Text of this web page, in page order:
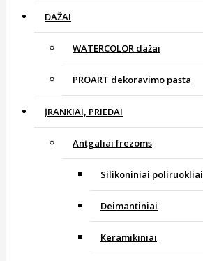
DAŽAI
WATERCOLOR dažai
PROART dekoravimo pasta
ĮRANKIAI, PRIEDAI
Antgaliai frezoms
Silikoniniai poliruokliai
Deimantiniai
Keramikiniai